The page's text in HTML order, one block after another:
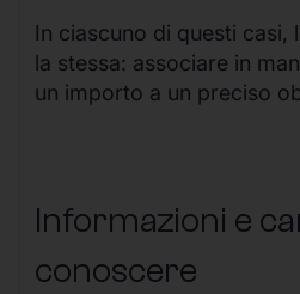
In ciascuno di questi casi,
la stessa: associare in
un importo a un preciso
Informazioni e
conoscere